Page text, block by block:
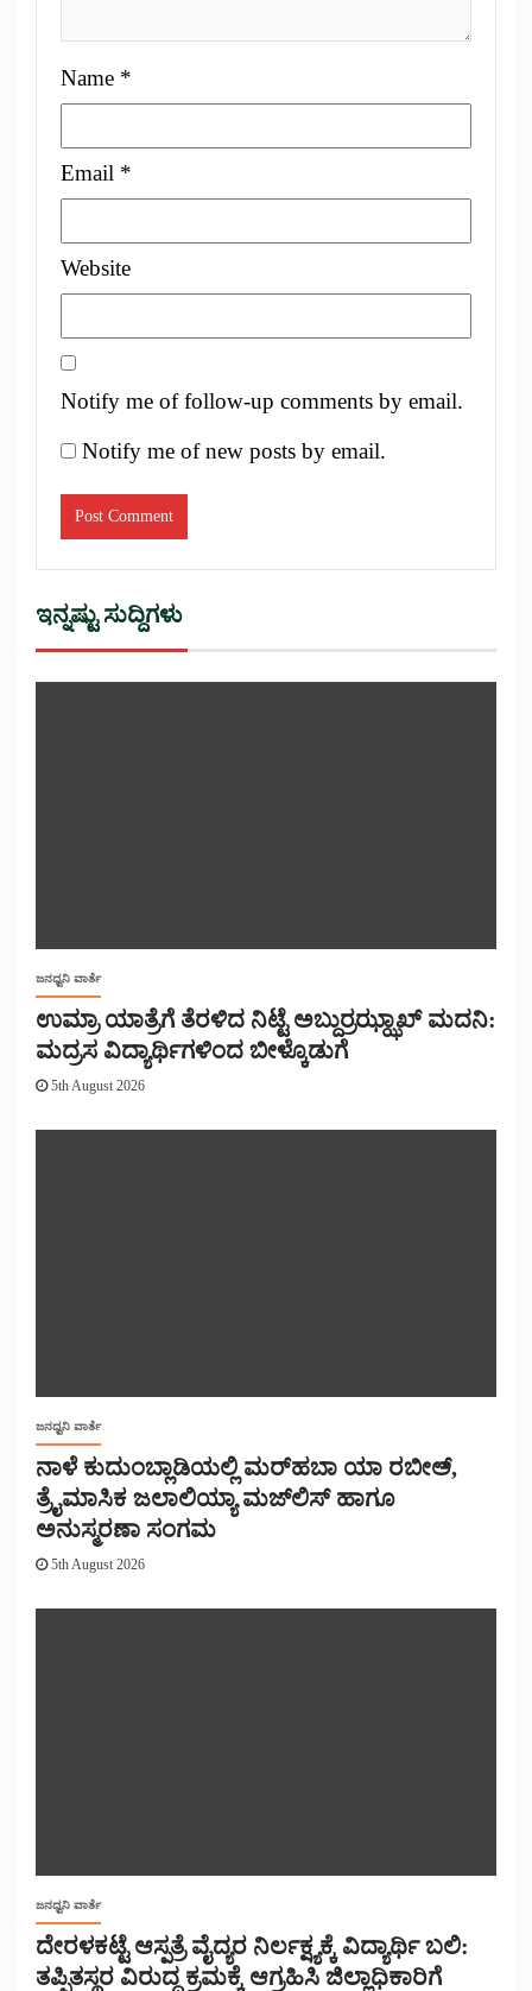
Name *
Email *
Website
Notify me of follow-up comments by email.
Notify me of new posts by email.
ಇನ್ನಷ್ಟು ಸುದ್ದಿಗಳು
ಜನಧ್ವನಿ ವಾರ್ತೆ
ಉಮ್ರಾ ಯಾತ್ರೆಗೆ ತೆರಳಿದ ನಿಟ್ಟೆ ಅಬ್ದುರ್ರಝ್ಝಾಖ್ ಮದನಿ:
ಮದ್ರಸ ವಿದ್ಯಾರ್ಥಿಗಳಿಂದ ಬೀಳ್ಕೊಡುಗೆ
5th August 2026
ಜನಧ್ವನಿ ವಾರ್ತೆ
ನಾಳೆ ಕುದುಂಬ್ಲಾಡಿಯಲ್ಲಿ ಮರ್‌‌ಹಬಾ ಯಾ ರಬೀಅ್,
ತ್ರೈಮಾಸಿಕ ಜಲಾಲಿಯ್ಯಾ ಮಜ್‌‌ಲಿಸ್‌‌ ಹಾಗೂ
ಅನುಸ್ಮರಣಾ ಸಂಗಮ
5th August 2026
ಜನಧ್ವನಿ ವಾರ್ತೆ
ದೇರಳಕಟ್ಟೆ ಆಸ್ಪತ್ರೆ ವೈದ್ಯರ ನಿರ್ಲಕ್ಷ್ಯಕ್ಕೆ ವಿದ್ಯಾರ್ಥಿ ಬಲಿ:
ತಪ್ಪಿತಸ್ಥರ ವಿರುದ್ಧ ಕ್ರಮಕ್ಕೆ ಆಗ್ರಹಿಸಿ ಜಿಲ್ಲಾಧಿಕಾರಿಗೆ